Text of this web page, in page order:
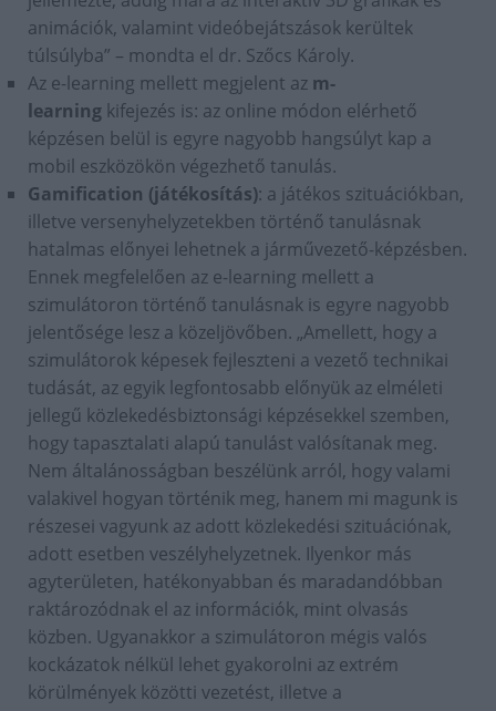
animációk, valamint videóbejátszások kerültek
túlsúlyba” – mondta el dr. Szőcs Károly.
Az e-learning mellett megjelent az m-
learning kifejezés is: az online módon elérhető
képzésen belül is egyre nagyobb hangsúlyt kap a
mobil eszközökön végezhető tanulás.
Gamification (játékosítás): a játékos szituációkban,
illetve versenyhelyzetekben történő tanulásnak
hatalmas előnyei lehetnek a járművezető-képzésben.
Ennek megfelelően az e-learning mellett a
szimulátoron történő tanulásnak is egyre nagyobb
jelentősége lesz a közeljövőben. „Amellett, hogy a
szimulátorok képesek fejleszteni a vezető technikai
tudását, az egyik legfontosabb előnyük az elméleti
jellegű közlekedésbiztonsági képzésekkel szemben,
hogy tapasztalati alapú tanulást valósítanak meg.
Nem általánosságban beszélünk arról, hogy valami
valakivel hogyan történik meg, hanem mi magunk is
részesei vagyunk az adott közlekedési szituációnak,
adott esetben veszélyhelyzetnek. Ilyenkor más
agyterületen, hatékonyabban és maradandóbban
raktározódnak el az információk, mint olvasás
közben. Ugyanakkor a szimulátoron mégis valós
kockázatok nélkül lehet gyakorolni az extrém
körülmények közötti vezetést, illetve a